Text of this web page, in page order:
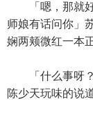
「嗯，那就好
师娘有话问你」
娴两颊微红一本
「什么事呀？
陈少天玩味的说